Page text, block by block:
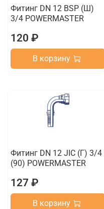
Фитинг DN 12 BSP (Ш)
3/4 POWERMASTER
120 ₽
В корзину
Фитинг DN 12 JIC (Г) 3/4
(90) POWERMASTER
127 ₽
В корзину